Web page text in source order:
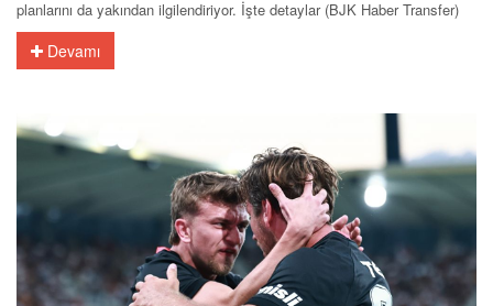
planlarını da yakından ilgilendiriyor. İşte detaylar (BJK Haber Transfer)
Devamı